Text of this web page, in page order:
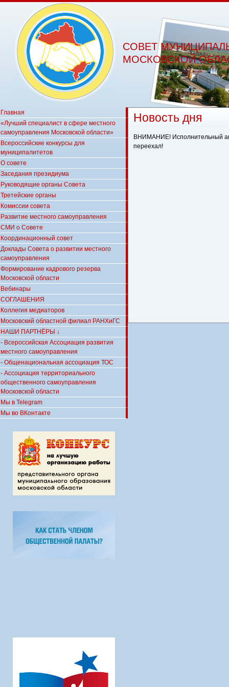
СОВЕТ
МОСКОВСКОЙ
Новость дня
ВНИМАНИЕ! Исполнительный
переехал!
Главная
«Лучший специалист в сфере местного
самоуправления Московской области»
Всероссийские конкурсы для
муниципалитетов
О совете
Заседания президиума
Руководящие органы Совета
Третейские органы
Комиссии совета
Развитие местного самоуправления
СМИ о Совете
Координационный совет
Доклады Совета о развитии местного
самоуправления
Формирование кадрового резерва
Московской области
Вебинары
СОГЛАШЕНИЯ
Коллегия медиаторов
Московский областной филиал РАНХиГС
НАШИ ПАРТНЁРЫ ↓
- Всероссийская Ассоциация развития
местного самоуправления
- Общенациональная ассоциация ТОС
- Ассоциация территориального
общественного самоуправления
Московской области
Мы в Telegram
Мы во ВКонтакте